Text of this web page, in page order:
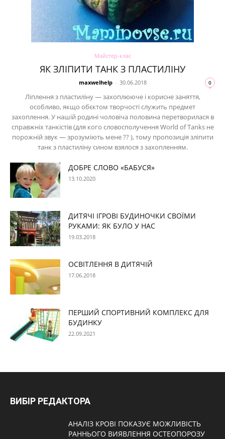
Майстер-клас
ЯК ЗЛІПИТИ ТАНК З ПЛАСТИЛІНУ
maxwelhelp - 30.06.2018 0
Ліплення з пластиліну — захоплююче і корисне заняття,
особливо, якщо обєктом творчості служить предмет
захоплення. У нашій родині чоловіча половина перетворилася в
справжніх танкістів (для кого словосполучення World of Tanks не
порожній звук — зрозуміють мене ?? ), тому пропозиція зліпити
танк з пластиліну сином взялося з захопленням.
ДОБРЕ СЛОВО «БАБУСЯ»
13.10.2020
ДИТЯЧІ ІГРОВІ БУДИНОЧКИ СВОЇМИ
РУКАМИ: ЯК БУЛО У НАС
19.03.2018
ОСВІТЛЕННЯ В ДИТЯЧІЙ
17.06.2018
ПЕРШИЙ СПОРТИВНИЙ КОМПЛЕКС ДЛЯ
БУДИНКУ
22.09.2021
ВИБІР РЕДАКТОРА
АНАЛІЗ КРОВІ ПОКАЗУЄ МОЖЛИВІСТЬ
РАННЬОГО ВИЯВЛЕННЯ ОСТЕОПОРОЗУ